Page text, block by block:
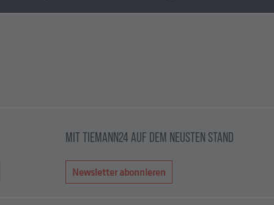
MIT TIEMANN24 AUF DEM NEUSTEN STAND
Newsletter abonnieren